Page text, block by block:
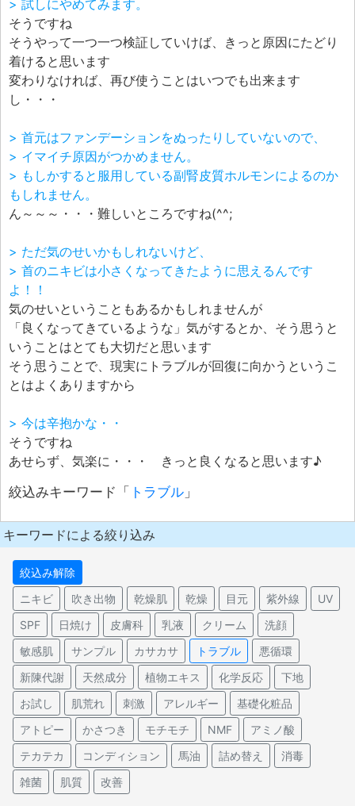
> 試しにやめてみます。
そうですね
そうやって一つ一つ検証していけば、きっと原因にたどり
着けると思います
変わりなければ、再び使うことはいつでも出来ます
し・・・
> 首元はファンデーションをぬったりしていないので、
> イマイチ原因がつかめません。
> もしかすると服用している副腎皮質ホルモンによるのか
もしれません。
ん～～～・・・難しいところですね(^^;
> ただ気のせいかもしれないけど、
> 首のニキビは小さくなってきたように思えるんです
よ！！
気のせいということもあるかもしれませんが
「良くなってきているような」気がするとか、そう思うと
いうことはとても大切だと思います
そう思うことで、現実にトラブルが回復に向かうというこ
とはよくありますから
> 今は辛抱かな・・
そうですね
あせらず、気楽に・・・ きっと良くなると思います♪
絞込みキーワード「 トラブル 」
キーワードによる絞り込み
絞込み解除
ニキビ
吹き出物 乾燥肌 乾燥 目元 紫外線
UV
SPF
日焼け 皮膚科 乳液 クリーム
洗顔
敏感肌
サンプル カサカサ トラブル
悪循環
新陳代謝
天然成分 植物エキス 化学反応
下地
お試し
肌荒れ 刺激 アレルギー
基礎化粧品
アトピー
かさつき モチモチ NMF
アミノ酸
テカテカ
コンディション 馬油 詰め替え
消毒
雑菌
肌質 改善